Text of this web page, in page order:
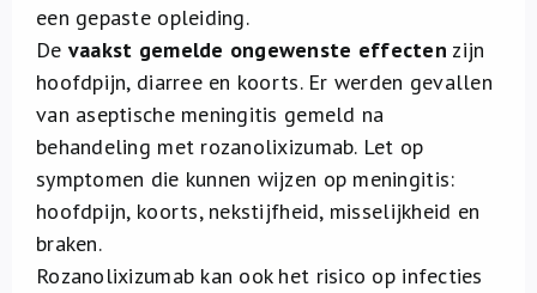
een gepaste opleiding.
De vaakst gemelde ongewenste effecten zijn
hoofdpijn, diarree en koorts. Er werden gevallen
van aseptische meningitis gemeld na
behandeling met rozanolixizumab. Let op
symptomen die kunnen wijzen op meningitis:
hoofdpijn, koorts, nekstijfheid, misselijkheid en
braken.
Rozanolixizumab kan ook het risico op infecties